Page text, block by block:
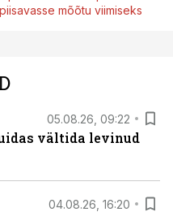
mõõtu viimiseks
05.08.26, 09:22
vältida levinud
04.08.26, 16:20